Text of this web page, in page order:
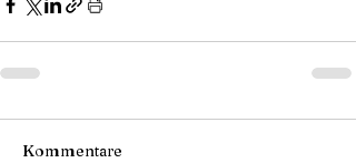
Kommentare